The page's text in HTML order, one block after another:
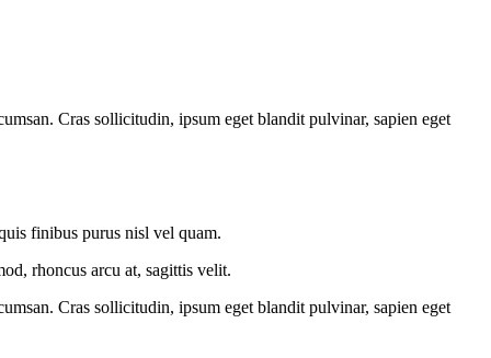
Cras sollicitudin, ipsum eget blandit pulvinar, sapien eget
finibus purus nisl vel quam.
rhoncus arcu at, sagittis velit.
Cras sollicitudin, ipsum eget blandit pulvinar, sapien eget